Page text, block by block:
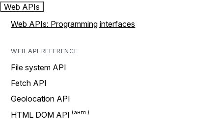
Web APIs
Web APIs: Programming interfaces
WEB API REFERENCE
File system API
Fetch API
Geolocation API
HTML DOM API